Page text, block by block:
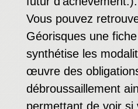
Vous pouvez
Géorisques une
synthétise les
œuvre des
débroussaillement
permettant de voir